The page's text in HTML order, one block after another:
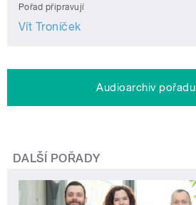
Pořad připravují
Vít Troníček
Audioarchiv pořadu
DALŠÍ POŘADY